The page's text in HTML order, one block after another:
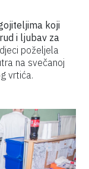
koji
i ljubav za
poželjela
na svečanoj
vrtića.